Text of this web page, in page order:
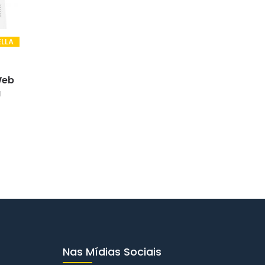
Nas Mídias Sociais